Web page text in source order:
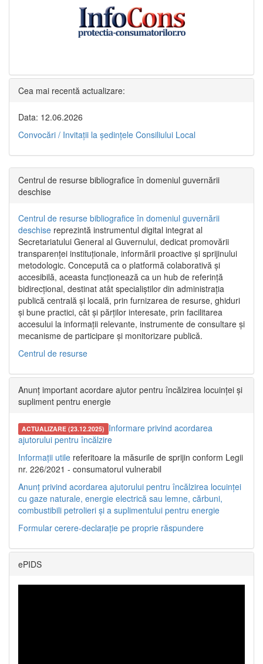
Cea mai recentă actualizare:
Data: 12.06.2026
Convocări / Invitaţii la şedinţele Consiliului Local
Centrul de resurse bibliografice în domeniul guvernării
deschise
Centrul de resurse bibliografice în domeniul guvernării
deschise reprezintă instrumentul digital integrat al
Secretariatului General al Guvernului, dedicat promovării
transparenței instituționale, informării proactive și sprijinului
metodologic. Concepută ca o platformă colaborativă și
accesibilă, aceasta funcționează ca un hub de referință
bidirecțional, destinat atât specialiștilor din administrația
publică centrală și locală, prin furnizarea de resurse, ghiduri
și bune practici, cât și părților interesate, prin facilitarea
accesului la informații relevante, instrumente de consultare și
mecanisme de participare și monitorizare publică.
Centrul de resurse
Anunț important acordare ajutor pentru încălzirea locuinței și
supliment pentru energie
ACTUALIZARE (23.12.2025) Informare privind acordarea
ajutorului pentru încălzire
Informații utile referitoare la măsurile de sprijin conform Legii
nr. 226/2021 - consumatorul vulnerabil
Anunț privind acordarea ajutorului pentru încălzirea locuinței
cu gaze naturale, energie electrică sau lemne, cărbuni,
combustibili petrolieri și a suplimentului pentru energie
Formular cerere-declarație pe proprie răspundere
ePIDS